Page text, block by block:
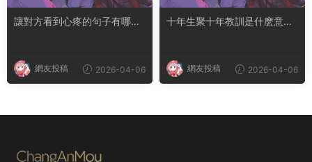
讓對方看到心疼的句子有哪
網友投稿 2026-04-06
十年生聚十年教訓是什麽意思
網友投稿 2026-04-06